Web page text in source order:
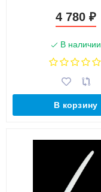
4 780 ₽
В наличии
В корзину